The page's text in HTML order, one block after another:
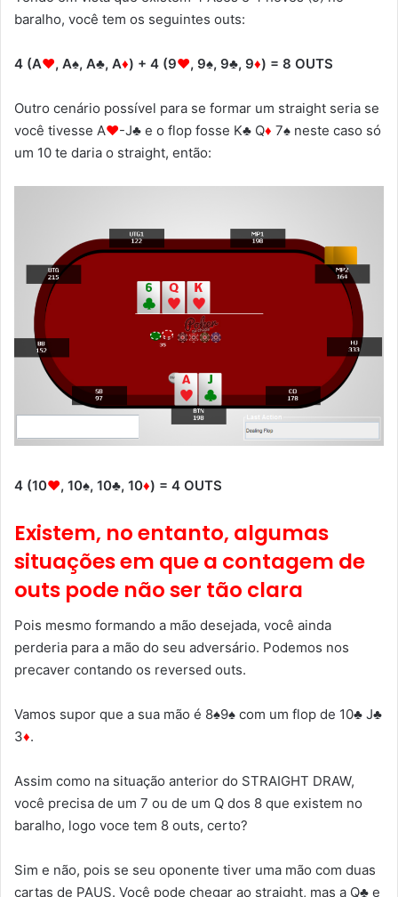
baralho, você tem os seguintes outs:
4 (A♥, A♠, A♣, A♦) + 4 (9♥, 9♠, 9♣, 9♦) = 8 OUTS
Outro cenário possível para se formar um straight seria se
você tivesse A♥-J♣ e o flop fosse K♣ Q♦ 7♠ neste caso só
um 10 te daria o straight, então:
4 (10♥, 10♠, 10♣, 10♦) = 4 OUTS
Existem, no entanto, algumas
situações em que a contagem de
outs pode não ser tão clara
Pois mesmo formando a mão desejada, você ainda
perderia para a mão do seu adversário. Podemos nos
precaver contando os reversed outs.
Vamos supor que a sua mão é 8♠9♠ com um flop de 10♣ J♣
3♦.
Assim como na situação anterior do STRAIGHT DRAW,
você precisa de um 7 ou de um Q dos 8 que existem no
baralho, logo voce tem 8 outs, certo?
Sim e não, pois se seu oponente tiver uma mão com duas
cartas de PAUS. Você pode chegar ao straight, mas a Q♣ e